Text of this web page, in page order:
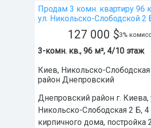
Продам 3 комн. квартиру 96
ул. Никольско-Слободской 2
127 000 $3%
3-комн. кв., 96 м², 4/10 этаж
Киев, Никольско-Слободская
район Днепровский
Днепровский район г. Киева,
Никольско-Слободская 2 Б, 4
кирпичного дома, постройка